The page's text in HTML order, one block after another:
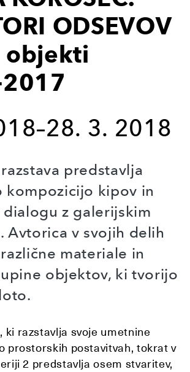
ODSEVOV
objekti
3. 2018
predstavlja
kompozicijo kipov in
z galerijskim
Avtorica v svojih delih
materiale in
objektov, ki tvorijo
ki razstavlja svoje umetnine
prostorskih postavitvah, tokrat v
2 predstavlja osem stvaritev,